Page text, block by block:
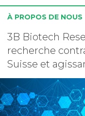
À PROPOS DE NOUS
3B Biotech
recherche
Suisse et